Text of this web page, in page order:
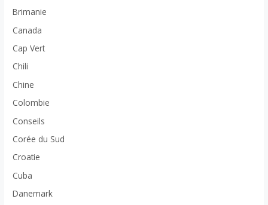
Brimanie
Canada
Cap Vert
Chili
Chine
Colombie
Conseils
Corée du Sud
Croatie
Cuba
Danemark